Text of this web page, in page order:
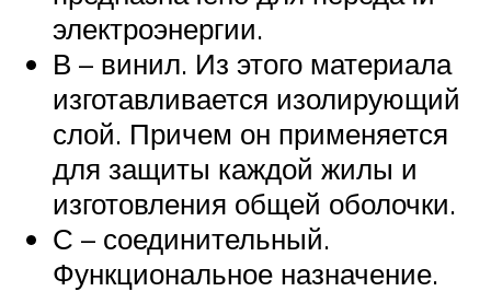
электроэнергии.
В – винил. Из этого материала
изготавливается изолирующий
слой. Причем он применяется
для защиты каждой жилы и
изготовления общей оболочки.
С – соединительный.
Функциональное назначение.